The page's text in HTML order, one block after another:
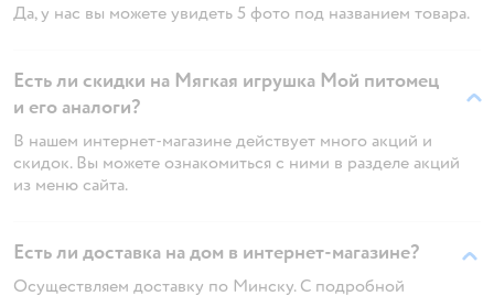
Да, у нас вы можете увидеть 5 фото под названием товара.
Есть ли скидки на Мягкая игрушка Мой питомец
и его аналоги?
В нашем интернет-магазине действует много акций и
скидок. Вы можете ознакомиться с ними в разделе акций
из меню сайта.
Есть ли доставка на дом в интернет-магазине?
Осуществляем доставку по Минску. С подробной